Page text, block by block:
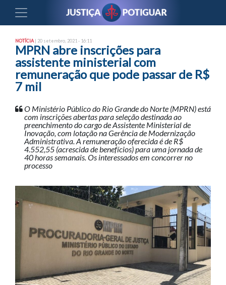
NOTÍCIA | 20 setembro, 2021 - 16:11
MPRN abre inscrições para
assistente ministerial com
remuneração que pode passar de R$
7 mil
O Ministério Público do Rio Grande do Norte (MPRN) está
com inscrições abertas para seleção destinada ao
preenchimento do cargo de Assistente Ministerial de
Inovação, com lotação na Gerência de Modernização
Administrativa. A remuneração oferecida é de R$
4.552,55 (acrescida de benefícios) para uma jornada de
40 horas semanais. Os interessados em concorrer no
processo